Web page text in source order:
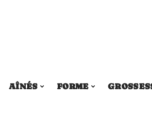
AÎNÉS FORME